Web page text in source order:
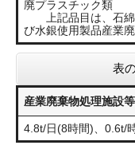
廃プラスチック類
上記品目は、石綿
び水銀使用製品産業廃
表
産業廃棄物処理施設
4.8t/日(8時間)、0.6t/